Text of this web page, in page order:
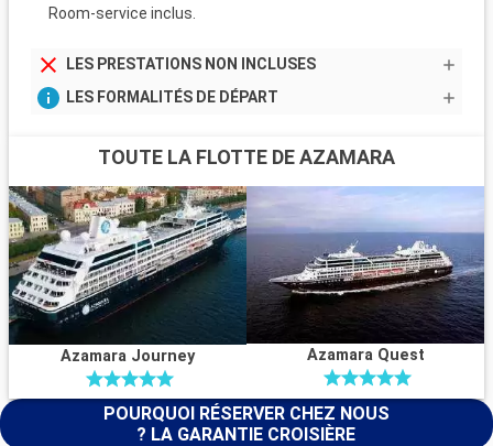
Room-service inclus.
LES PRESTATIONS NON INCLUSES
LES FORMALITÉS DE DÉPART
TOUTE LA FLOTTE DE AZAMARA
Azamara Journey Azamara Quest
POURQUOI RÉSERVER CHEZ NOUS
? LA GARANTIE CROISIÈRE